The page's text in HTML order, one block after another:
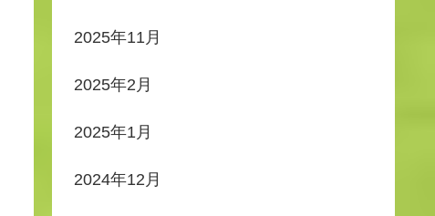
2025年11月
2025年2月
2025年1月
2024年12月